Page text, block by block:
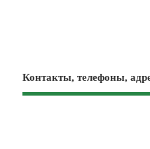
Контакты, телефоны,